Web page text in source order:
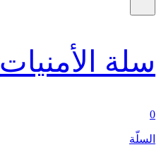
سلة الأمنيات
0
السلّة